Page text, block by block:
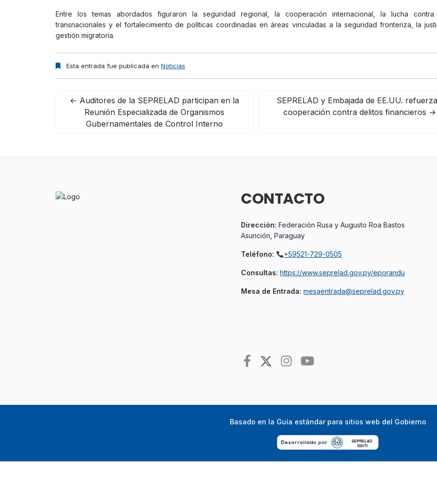
Entre los temas abordados figuraron la seguridad regional, la cooperación internacional, la lucha contra
transnacionales y el fortalecimiento de políticas coordinadas en áreas vinculadas a la seguridad fronteriza, la
gestión migratoria.
Esta entrada fue publicada en Noticias
← Auditores de la SEPRELAD participan en la
Reunión Especializada de Organismos
Gubernamentales de Control Interno
SEPRELAD y Embajada de EE.UU.
cooperación contra delitos financieros →
CONTACTO
Dirección: Federación Rusa y Augusto Roa Bastos
Asunción, Paraguay
Teléfono: +59521-729-0505
Consultas: https://www.seprelad.gov.py/eporandu
Mesa de Entrada: mesaentrada@seprelad.gov.py
Basado en la Guía estándar para sitios web del Gobierno